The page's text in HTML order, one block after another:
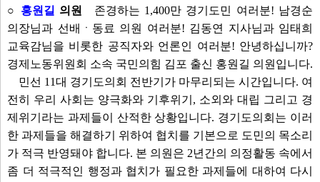
○ 홍원길 의원
존경하는 1,400만 경기도민 여러분! 남경순
의장님과 선배ㆍ동료 의원 여러분! 김동연 지사님과 임태희
교육감님을 비롯한 공직자와 언론인 여러분! 안녕하십니까?
경제노동위원회 소속 국민의힘 김포 출신 홍원길 의원입니다.
민선 11대 경기도의회 전반기가 마무리되는 시간입니다. 여
전히 우리 사회는 양극화와 기후위기, 소외와 대립 그리고 경
제위기라는 과제들이 산적한 상황입니다. 경기도의회는 이러
한 과제들을 해결하기 위하여 협치를 기본으로 도민의 목소리
가 적극 반영돼야 합니다. 본 의원은 2년간의 의정활동 속에서
좀 더 적극적인 행정과 협치가 필요한 과제들에 대하여 다시